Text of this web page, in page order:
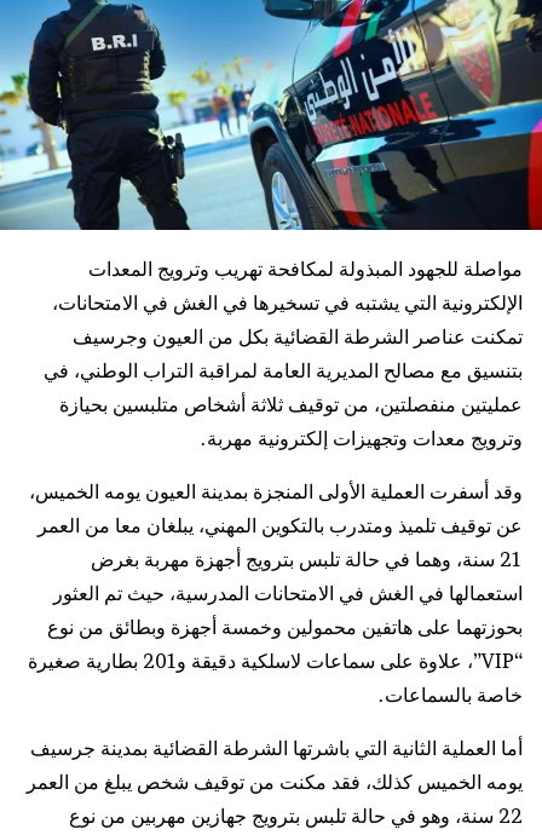
مواصلة للجهود المبذولة لمكافحة تهريب وترويج المعدات
الإلكترونية التي يشتبه في تسخيرها في الغش في الامتحانات،
تمكنت عناصر الشرطة القضائية بكل من العيون وجرسيف
بتنسيق مع مصالح المديرية العامة لمراقبة التراب الوطني، في
عمليتين منفصلتين، من توقيف ثلاثة أشخاص متلبسين بحيازة
وترويج معدات وتجهيزات إلكترونية مهربة.
وقد أسفرت العملية الأولى المنجزة بمدينة العيون يومه الخميس،
عن توقيف تلميذ ومتدرب بالتكوين المهني، يبلغان معا من العمر
21 سنة، وهما في حالة تلبس بترويج أجهزة مهربة بغرض
استعمالها في الغش في الامتحانات المدرسية، حيث تم العثور
بحوزتهما على هاتفين محمولين وخمسة أجهزة وبطائق من نوع
“VIP”، علاوة على سماعات لاسلكية دقيقة و201 بطارية صغيرة
خاصة بالسماعات.
أما العملية الثانية التي باشرتها الشرطة القضائية بمدينة جرسيف
يومه الخميس كذلك، فقد مكنت من توقيف شخص يبلغ من العمر
22 سنة، وهو في حالة تلبس بترويج جهازين مهربين من نوع